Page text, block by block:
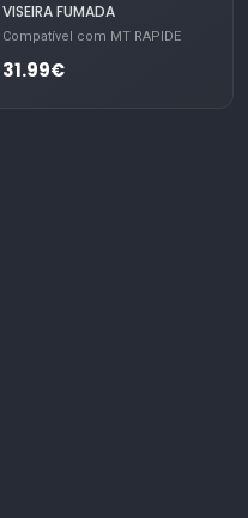
VISEIRA FUMADA
Compatível com MT RAPIDE
31.99€